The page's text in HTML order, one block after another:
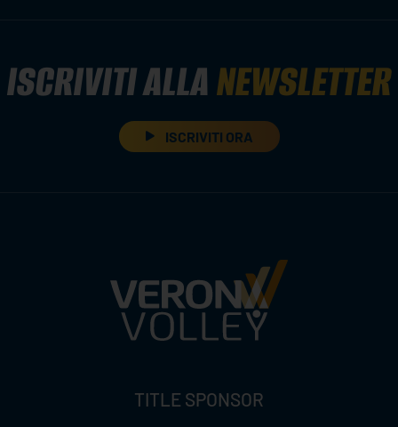
ISCRIVITI ALLANEWSLETTER
ISCRIVITI ORA
TITLE SPONSOR